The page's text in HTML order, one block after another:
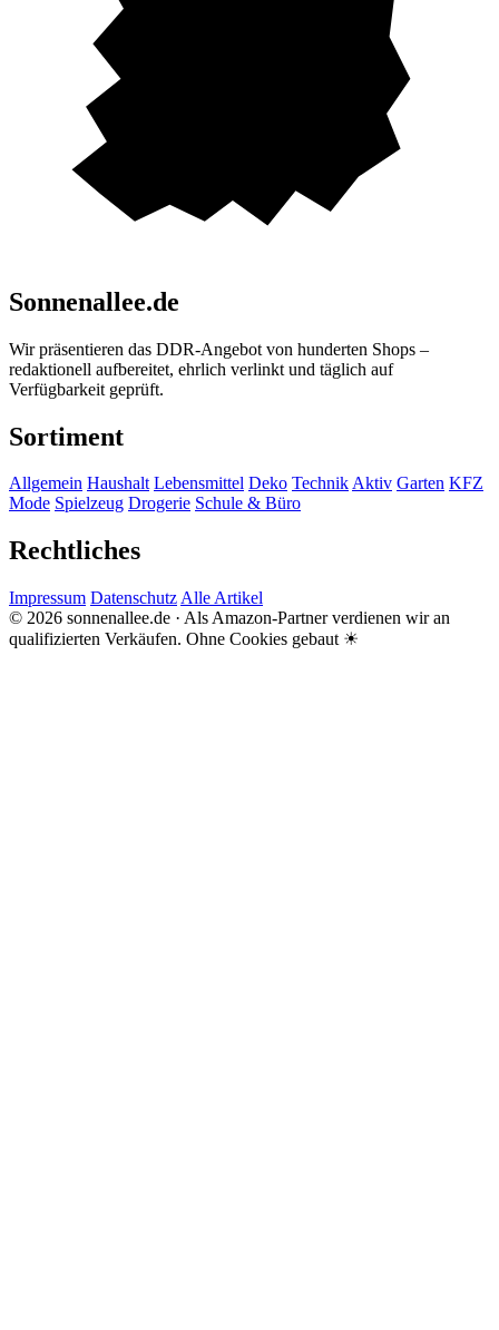
Sonnenallee.de
Wir präsentieren das DDR-Angebot von hunderten Shops –
redaktionell aufbereitet, ehrlich verlinkt und täglich auf
Verfügbarkeit geprüft.
Sortiment
Allgemein Haushalt Lebensmittel Deko TechnikAktiv Garten KFZ
Mode Spielzeug Drogerie Schule & Büro
Rechtliches
Impressum Datenschutz Alle Artikel
© 2026 sonnenallee.de · Als Amazon-Partner verdienen wir an
qualifizierten Verkäufen. Ohne Cookies gebaut ☀